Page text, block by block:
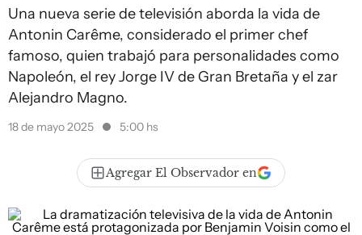
Una nueva serie de televisión aborda la vida de
Antonin Carême, considerado el primer chef
famoso, quien trabajó para personalidades como
Napoleón, el rey Jorge IV de Gran Bretaña y el zar
Alejandro Magno.
18 de mayo 2025 5:00 hs
Agregar El Observador en